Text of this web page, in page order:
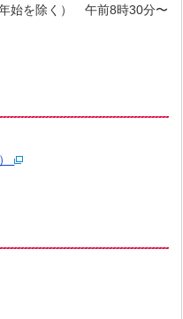
始を除く） 午前8時30分〜